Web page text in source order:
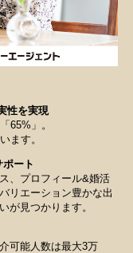
性を実現
65%」。
ます。
ート
、プロフィール&婚活
リエーション豊かな出
が見つかります。
可能人数は最大3万